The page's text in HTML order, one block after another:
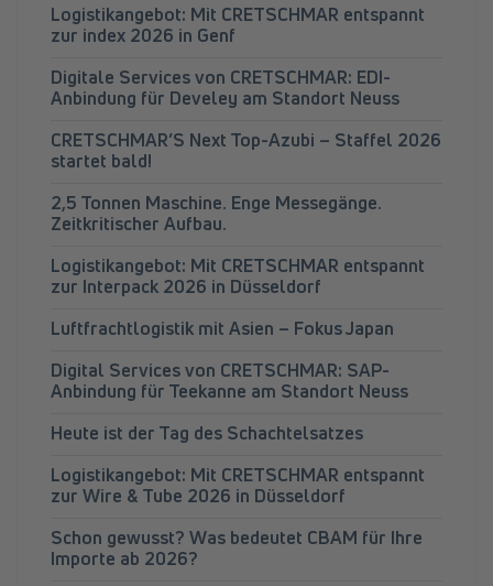
Logistikangebot: Mit CRETSCHMAR entspannt
zur index 2026 in Genf
Digitale Services von CRETSCHMAR: EDI-
Anbindung für Develey am Standort Neuss
CRETSCHMAR’S Next Top-Azubi – Staffel 2026
startet bald!
2,5 Tonnen Maschine. Enge Messegänge.
Zeitkritischer Aufbau.
Logistikangebot: Mit CRETSCHMAR entspannt
zur Interpack 2026 in Düsseldorf
Luftfrachtlogistik mit Asien – Fokus Japan
Digital Services von CRETSCHMAR: SAP-
Anbindung für Teekanne am Standort Neuss
Heute ist der Tag des Schachtelsatzes
Logistikangebot: Mit CRETSCHMAR entspannt
zur Wire & Tube 2026 in Düsseldorf
Schon gewusst? Was bedeutet CBAM für Ihre
Importe ab 2026?